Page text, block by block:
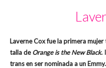
Laverne Cox fue la primera
talla deOrange is the New Black.
trans en ser nominada a un Emmy.